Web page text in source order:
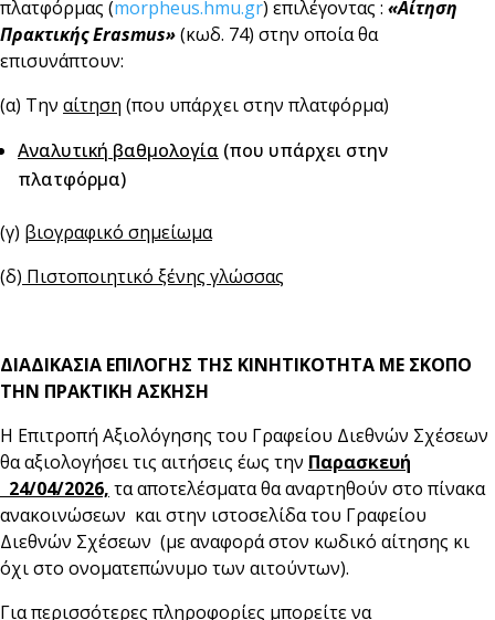
πλατφόρμας (morpheus.hmu.gr) επιλέγοντας : «Αίτηση
ΠρακτικήςErasmus»(κωδ. 74) στην οποία θα
επισυνάπτουν:
(α) Την αίτηση (που υπάρχει στην πλατφόρμα)
Αναλυτική βαθμολογία (που υπάρχει στην
πλατφόρμα)
(γ) βιογραφικό σημείωμα
(δ) Πιστοποιητικό ξένης γλώσσας
ΔΙΑΔΙΚΑΣΙΑ ΕΠΙΛΟΓΗΣ ΤΗΣ ΚΙΝΗΤΙΚΟΤΗΤΑ ΜΕ ΣΚΟΠΟ
ΤΗΝ ΠΡΑΚΤΙΚΗ ΑΣΚΗΣΗ
Η Επιτροπή Αξιολόγησης του Γραφείου Διεθνών Σχέσεων
θα αξιολογήσει τις αιτήσεις έως την Παρασκευή
24/04/2026, τα αποτελέσματα θα αναρτηθούν στο πίνακα
ανακοινώσεων και στην ιστοσελίδα του Γραφείου
Διεθνών Σχέσεων (με αναφορά στον κωδικό αίτησης κι
όχι στο ονοματεπώνυμο των αιτούντων).
Για περισσότερες πληροφορίες μπορείτε να